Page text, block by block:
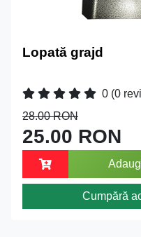
Lopată grajd
0 (0
28.00 RON
25.00 RON
Cumpără